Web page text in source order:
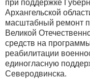
при поддержке
Архангельской
масштабный ремонт
Великой
средств на
реабилитации
единогласную
Северодвинска.